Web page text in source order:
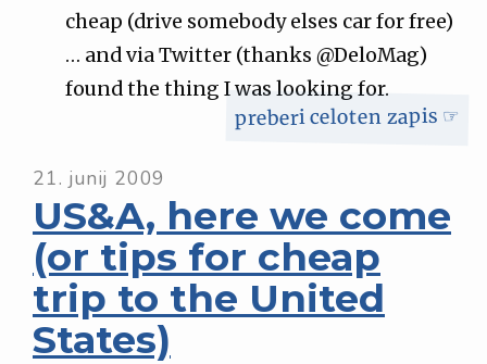
cheap (drive somebody elses car for free)
… and via Twitter (thanks @DeloMag)
found the thing I was looking for.
preberi celoten zapis ☞
21. junij 2009
US&A, here we come
(or tips for cheap
trip to the United
States)